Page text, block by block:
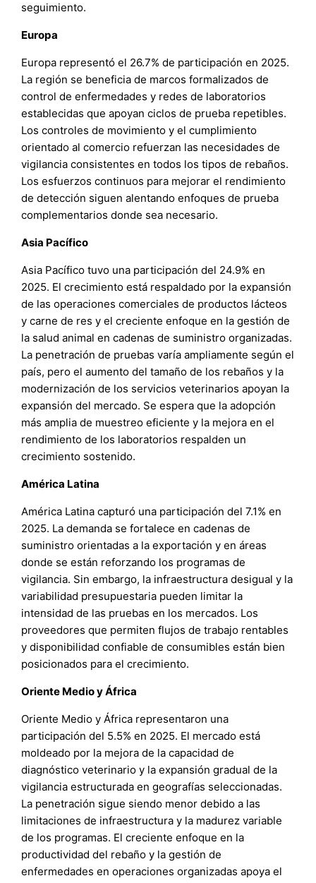
seguimiento.
Europa
Europa representó el 26.7% de participación en 2025.
La región se beneficia de marcos formalizados de
control de enfermedades y redes de laboratorios
establecidas que apoyan ciclos de prueba repetibles.
Los controles de movimiento y el cumplimiento
orientado al comercio refuerzan las necesidades de
vigilancia consistentes en todos los tipos de rebaños.
Los esfuerzos continuos para mejorar el rendimiento
de detección siguen alentando enfoques de prueba
complementarios donde sea necesario.
Asia Pacífico
Asia Pacífico tuvo una participación del 24.9% en
2025. El crecimiento está respaldado por la expansión
de las operaciones comerciales de productos lácteos
y carne de res y el creciente enfoque en la gestión de
la salud animal en cadenas de suministro organizadas.
La penetración de pruebas varía ampliamente según el
país, pero el aumento del tamaño de los rebaños y la
modernización de los servicios veterinarios apoyan la
expansión del mercado. Se espera que la adopción
más amplia de muestreo eficiente y la mejora en el
rendimiento de los laboratorios respalden un
crecimiento sostenido.
América Latina
América Latina capturó una participación del 7.1% en
2025. La demanda se fortalece en cadenas de
suministro orientadas a la exportación y en áreas
donde se están reforzando los programas de
vigilancia. Sin embargo, la infraestructura desigual y la
variabilidad presupuestaria pueden limitar la
intensidad de las pruebas en los mercados. Los
proveedores que permiten flujos de trabajo rentables
y disponibilidad confiable de consumibles están bien
posicionados para el crecimiento.
Oriente Medio y África
Oriente Medio y África representaron una
participación del 5.5% en 2025. El mercado está
moldeado por la mejora de la capacidad de
diagnóstico veterinario y la expansión gradual de la
vigilancia estructurada en geografías seleccionadas.
La penetración sigue siendo menor debido a las
limitaciones de infraestructura y la madurez variable
de los programas. El creciente enfoque en la
productividad del rebaño y la gestión de
enfermedades en operaciones organizadas apoya el